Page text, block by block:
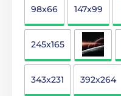
98x66 147x99
245x165
343x231 392x264